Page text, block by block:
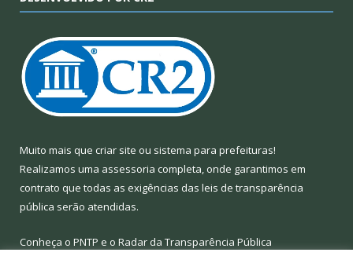
Muito mais que criar site ou sistema para prefeituras!
Realizamos uma assessoria completa, onde garantimos em
contrato que todas as exigências das leis de transparência
pública serão atendidas.
Conheça o PNTP e o Radar da Transparência Pública